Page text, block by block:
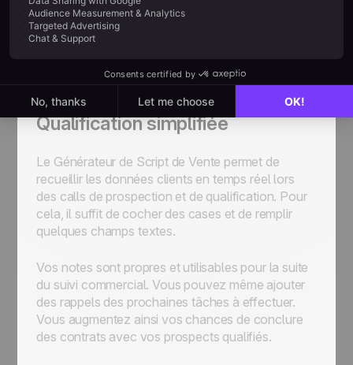
d'option freemium. Tout est gratuit, depuis
le jour 1 et pour toujours.
Autant dire que vous n'avez plus d'excuse pour
ne pas l'essayer.
Qualification simplifiée
Le Générateur de Script de Vente permet de
recueillir les données clients en temps réel lors
des calls de prospection et de qualification. Pour
cela, il suffit de cocher des cases et de remplir
quelques champs textes.
Vos notes sont propres et utilisables pour la suite
du suivi commercial. Vous pouvez même ajouter
des rappels des prochaines tâches à effectuer.
Vous augmentez ainsi vos chances de conclure
des contrats avec vos prospects qualifiés.